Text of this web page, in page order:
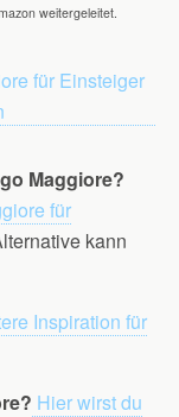
weitergeleitet.
Maggiore?
für
kann
Inspiration für
Hier wirst du